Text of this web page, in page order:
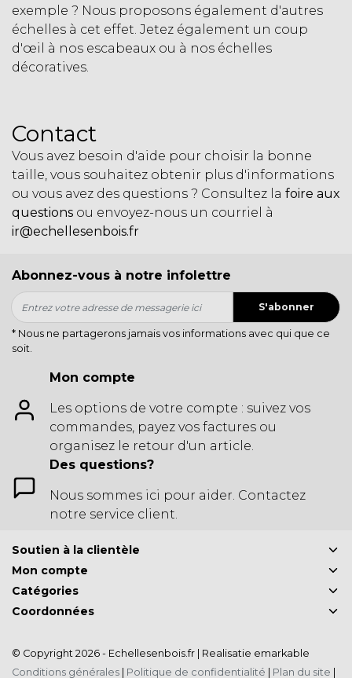
exemple ? Nous proposons également d'autres
échelles à cet effet. Jetez également un coup
d'œil à nos escabeaux ou à nos échelles
décoratives.
Contact
Vous avez besoin d'aide pour choisir la bonne
taille, vous souhaitez obtenir plus d'informations
ou vous avez des questions ? Consultez la foire aux
questions ou envoyez-nous un courriel à
ir@echellesenbois.fr
Abonnez-vous à notre infolettre
S'abonner
* Nous ne partagerons jamais vos informations avec qui que ce
soit.
Mon compte
Les options de votre compte : suivez vos
commandes, payez vos factures ou
organisez le retour d'un article.
Des questions?
Nous sommes ici pour aider. Contactez
notre service client.
Soutien à la clientèle
Mon compte
Catégories
Coordonnées
© Copyright 2026 - Echellesenbois.fr | Realisatie emarkable
Conditions générales
Politique de confidentialité Plan du site